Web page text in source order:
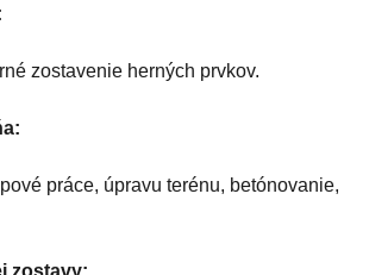
zostavenie herných prvkov.
práce, úpravu terénu, betónovanie,